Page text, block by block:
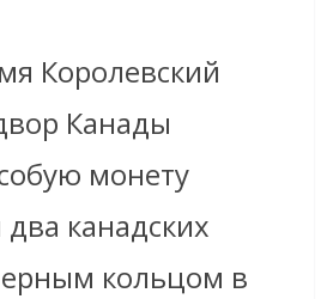
Королевский
Канады
монету
канадских
кольцом в